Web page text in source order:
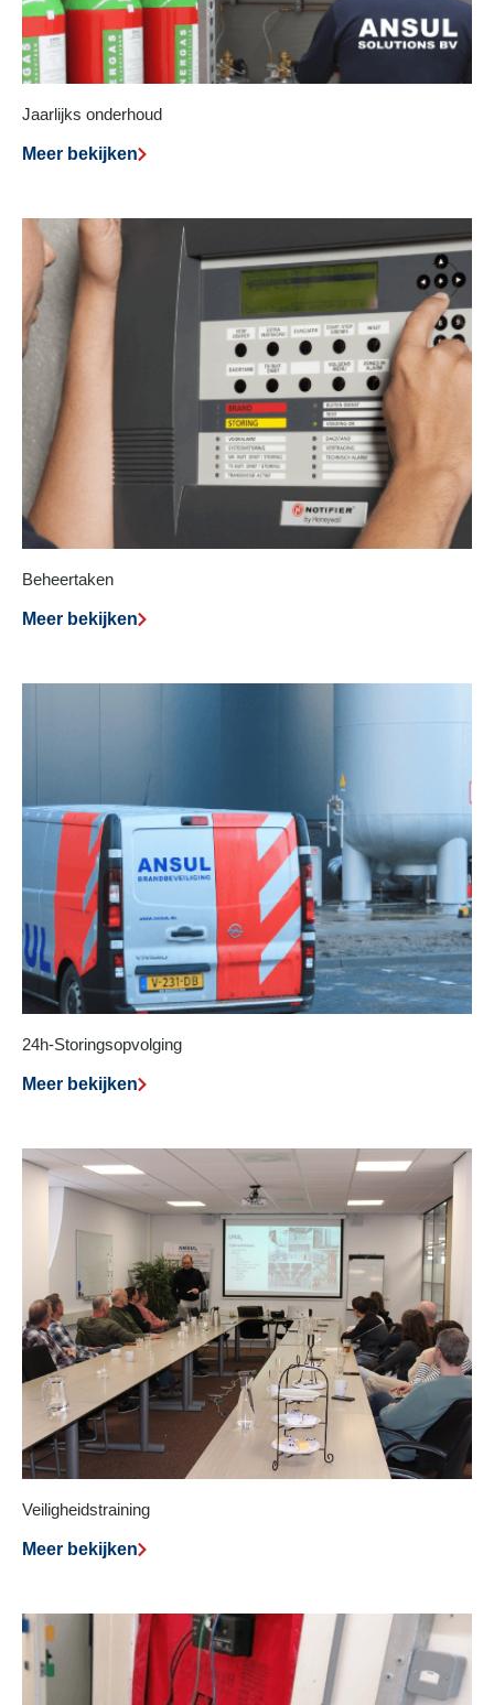
Jaarlijks onderhoud
Meer bekijken
Beheertaken
Meer bekijken
24h-Storingsopvolging
Meer bekijken
Veiligheidstraining
Meer bekijken